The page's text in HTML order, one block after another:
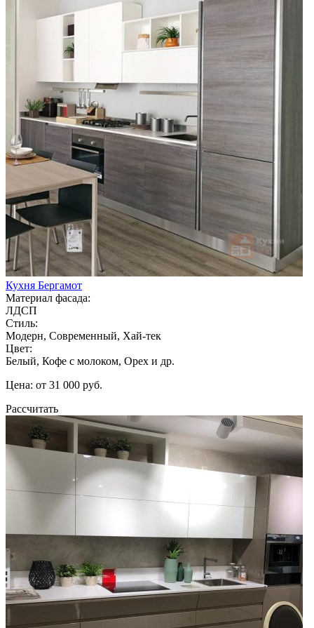
Кухня Бергамот
Материал фасада:
ЛДСП
Стиль:
Модерн, Современный, Хай-тек
Цвет:
Белый, Кофе с молоком, Орех и др.
Цена: от 31 000 руб.
Рассчитать